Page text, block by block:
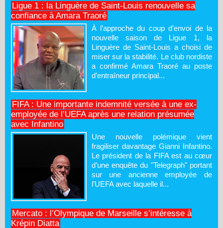
Ligue 1 : la Linguère de Saint-Louis renouvelle sa
confiance à Amara Traoré
À l’approche du coup d’envoi de la
nouvelle saison de Ligue 1, la
Linguère de Saint-Louis a choisi de
miser sur la stabilité. Le club nordiste
a confirmé Amara Traoré au poste
d’entraîneur principal...
FIFA : Une importante indemnité versée à une ex-
employée de l’UEFA après une relation présumée
avec Infantino
Une nouvelle polémique vient
fragiliser davantage Gianni Infantino.
Le président de la FIFA est au cœur
d’une enquête du "Telegraph" portant
sur une ancienne employée de
l’UEFA avec laquelle il...
Mercato : l’Olympique de Marseille s’intéresse à
Krépin Diatta